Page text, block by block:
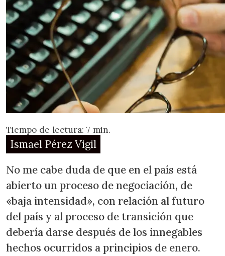
Tiempo de lectura: 7 min.
Ismael Pérez Vigil
No me cabe duda de que en el país está
abierto un proceso de negociación, de
«baja intensidad», con relación al futuro
del país y al proceso de transición que
debería darse después de los innegables
hechos ocurridos a principios de enero.